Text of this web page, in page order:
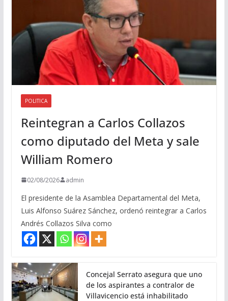
POLITICA
Reintegran a Carlos Collazos
como diputado del Meta y sale
William Romero
02/08/2026 admin
El presidente de la Asamblea Departamental del Meta,
Luis Alfonso Suárez Sánchez, ordenó reintegrar a Carlos
Andrés Collazos Silva como
Concejal Serrato asegura que uno
de los aspirantes a contralor de
Villavicencio está inhabilitado